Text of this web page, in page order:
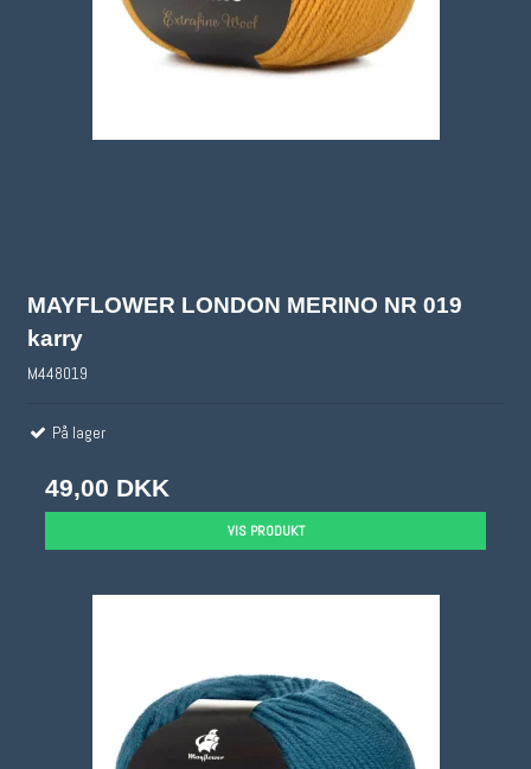
MAYFLOWER LONDON MERINO NR 019
karry
M448019
På lager
49,00 DKK
VIS PRODUKT